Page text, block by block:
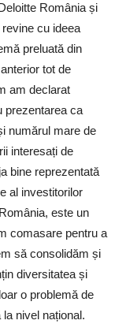
România și
cu ideea
preluată din
tot de
am declarat
prezentarea ca
numărul mare de
interesați de
bine reprezentată
al investitorilor
este un
comasare pentru a
să consolidăm și
diversitatea și
o problemă de
nivel național.